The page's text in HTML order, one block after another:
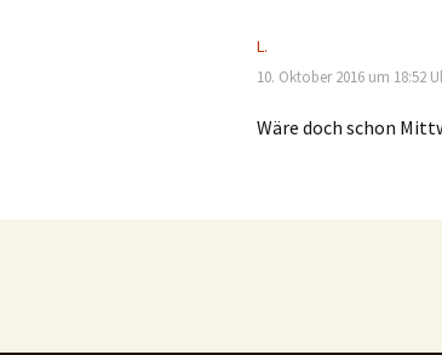
L.
10. Oktober 2016 um 18:52
Wäre doch schon